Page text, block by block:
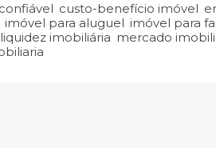
custo-benefício imóvel
imóvel para aluguel imóvel para
liquidez imobiliária mercado